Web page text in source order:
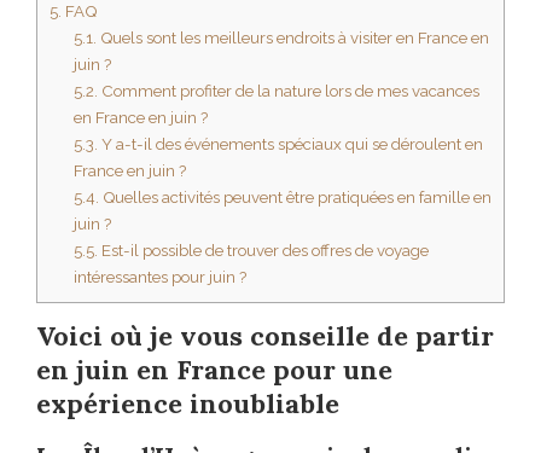
5. FAQ
5.1. Quels sont les meilleurs endroits à visiter en France en
juin ?
5.2. Comment profiter de la nature lors de mes vacances
en France en juin ?
5.3. Y a-t-il des événements spéciaux qui se déroulent en
France en juin ?
5.4. Quelles activités peuvent être pratiquées en famille en
juin ?
5.5. Est-il possible de trouver des offres de voyage
intéressantes pour juin ?
Voici où je vous conseille de partir
en juin en France pour une
expérience inoubliable